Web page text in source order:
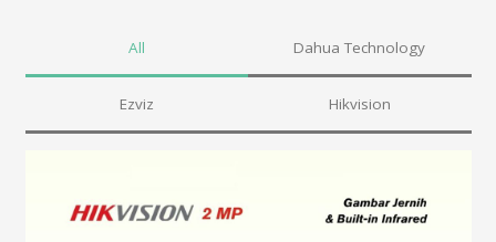
All Dahua Technology
Ezviz Hikvision